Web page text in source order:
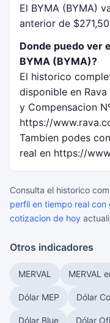
El BYMA (BYMA)
anterior de
Donde puedo ver
BYMA (BYMA)?
El historico
disponible en
y Compensacion
https://
Tambien podes
real en https://
Consulta el historico
perfil en tiempo real con
cotizacion de hoy
Otros indicadores
MERVAL MERVAL
Dólar MEP Dólar
Dólar Blue Dólar